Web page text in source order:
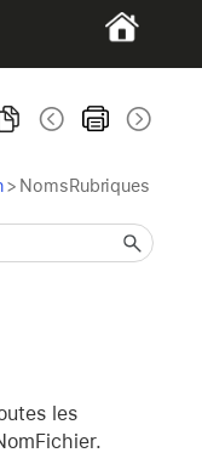
> NomsRubriques
les